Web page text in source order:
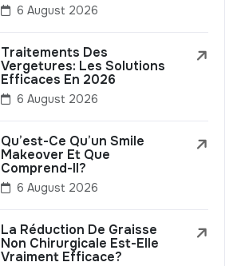
6 August 2026
Traitements Des
Vergetures: Les Solutions
Efficaces En 2026
6 August 2026
Qu’est-Ce Qu’un Smile
Makeover Et Que
Comprend-Il?
6 August 2026
La Réduction De Graisse
Non Chirurgicale Est-Elle
Vraiment Efficace?